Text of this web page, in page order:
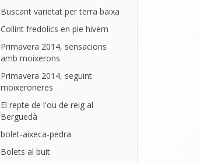
Buscant varietat per terra baixa
Collint fredolics en ple hivern
Primavera 2014, sensacions
amb moixerons
Primavera 2014, seguint
moixeroneres
El repte de l'ou de reig al
Berguedà
bolet-aixeca-pedra
Bolets al buit